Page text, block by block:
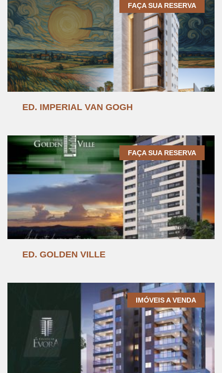
FAÇA SUA RESERVA
ED. IMPERIAL VAN GOGH
FAÇA SUA RESERVA
ED. GOLDEN VILLE
IMÓVEIS A VENDA